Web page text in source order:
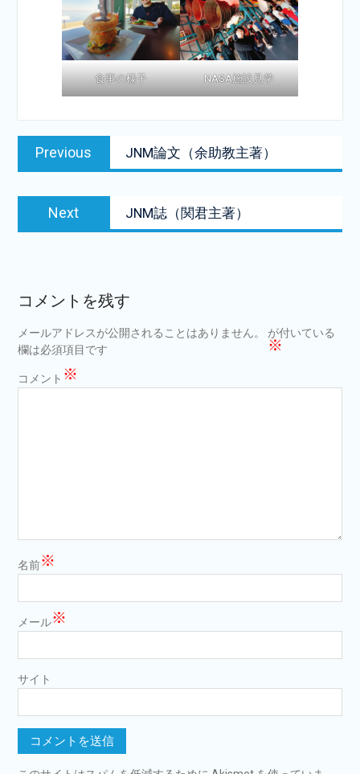
食事の様子 NASA施設見学
投
ゲ
シ
ン
Previous
Previous
post:
JNM論文（余助教主著）
Next
post:
JNM誌（関君主著）
コメントを残す
メールアドレスが公開されることはありません。
※
が付いている
欄は必須項目です
コメント ※
名前※
メール※
サイト